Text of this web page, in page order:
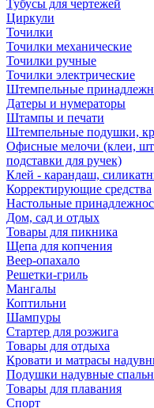
Тубусы для чертежей
Циркули
Точилки
Точилки механические
Точилки ручные
Точилки электрические
Штемпельные
Датеры и нумераторы
Штампы и печати
Штемпельные подушки,
Офисные мелочи (клеи,
подставки для ручек)
Клей - карандаш,
Корректирующие средства
Настольные
Дом, сад и отдых
Товары для пикника
Щепа для копчения
Веер-опахало
Решетки-гриль
Мангалы
Коптильни
Шампуры
Стартер для розжига
Товары для отдыха
Кровати и матрасы
Подушки надувные
Товары для плавания
Спорт